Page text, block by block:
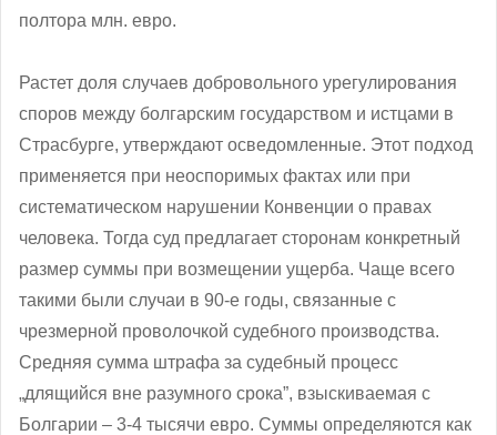
полтора млн. евро.
Растет доля случаев добровольного урегулирования
споров между болгарским государством и истцами в
Страсбурге, утверждают осведомленные. Этот подход
применяется при неоспоримых фактах или при
систематическом нарушении Конвенции о правах
человека. Тогда суд предлагает сторонам конкретный
размер суммы при возмещении ущерба. Чаще всего
такими были случаи в 90-е годы, связанные с
чрезмерной проволочкой судебного производства.
Средняя сумма штрафа за судебный процесс
„длящийся вне разумного срока”, взыскиваемая с
Болгарии – 3-4 тысячи евро. Суммы определяются как